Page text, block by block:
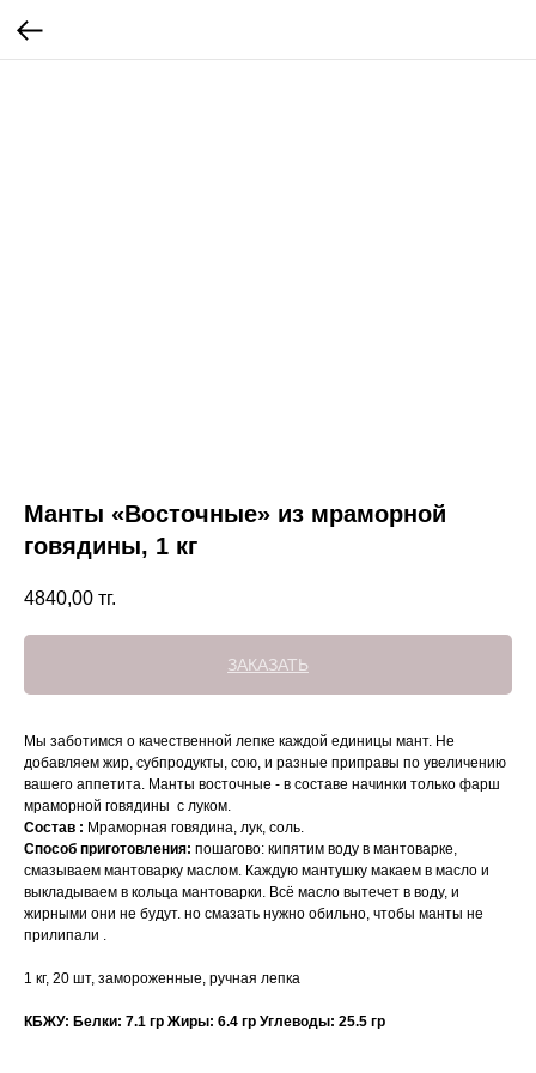
Манты «Восточные» из мраморной
говядины, 1 кг
4840,00 тг.
ЗАКАЗАТЬ
Мы заботимся о качественной лепке каждой единицы мант. Не
добавляем жир, субпродукты, сою, и разные приправы по увеличению
вашего аппетита. Манты восточные - в составе начинки только фарш
мраморной говядины с луком.
Состав : Мраморная говядина, лук, соль.
Способ приготовления: пошагово: кипятим воду в мантоварке,
смазываем мантоварку маслом. Каждую мантушку макаем в масло и
выкладываем в кольца мантоварки. Всё масло вытечет в воду, и
жирными они не будут. но смазать нужно обильно, чтобы манты не
прилипали .
1 кг, 20 шт, замороженные, ручная лепка
КБЖУ: Белки: 7.1 гр Жиры: 6.4 гр Углеводы: 25.5 гр